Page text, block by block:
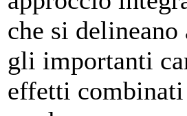
che si
gli importanti
effetti